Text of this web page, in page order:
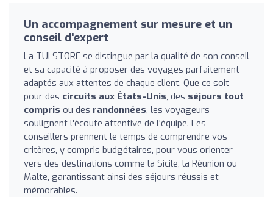
Un accompagnement sur mesure et un
conseil d'expert
La TUI STORE se distingue par la qualité de son conseil
et sa capacité à proposer des voyages parfaitement
adaptés aux attentes de chaque client. Que ce soit
pour des circuits aux États-Unis, des séjours tout
compris ou des randonnées, les voyageurs
soulignent l'écoute attentive de l'équipe. Les
conseillers prennent le temps de comprendre vos
critères, y compris budgétaires, pour vous orienter
vers des destinations comme la Sicile, la Réunion ou
Malte, garantissant ainsi des séjours réussis et
mémorables.